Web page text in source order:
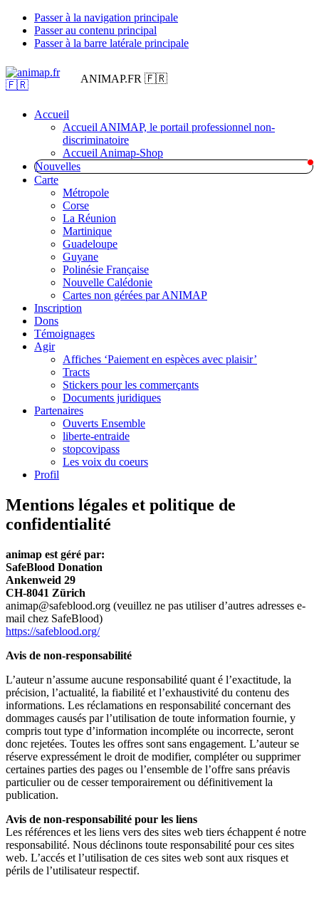
Passer à la navigation principale
Passer au contenu principal
Passer à la barre latérale principale
ANIMAP.FR 🇫🇷
Accueil
Accueil ANIMAP, le portail professionnel non-
discriminatoire
Accueil Animap-Shop
Nouvelles
Carte
Métropole
Corse
La Réunion
Martinique
Guadeloupe
Guyane
Polinésie Française
Nouvelle Calédonie
Cartes non gérées par ANIMAP
Inscription
Dons
Témoignages
Agir
Affiches ‘Paiement en espèces avec plaisir’
Tracts
Stickers pour les commerçants
Documents juridiques
Partenaires
Ouverts Ensemble
liberte-entraide
stopcovipass
Les voix du coeurs
Profil
Mentions légales et politique de
confidentialité
animap est géré par:
SafeBlood Donation
Ankenweid 29
CH-8041 Zürich
animap@safeblood.org (veuillez ne pas utiliser d’autres adresses e-
mail chez SafeBlood)
https://safeblood.org/
Avis de non-responsabilité
L’auteur n’assume aucune responsabilité quant é l’exactitude, la
précision, l’actualité, la fiabilité et l’exhaustivité du contenu des
informations. Les réclamations en responsabilité concernant des
dommages causés par l’utilisation de toute information fournie, y
compris tout type d’information incompléte ou incorrecte, seront
donc rejetées. Toutes les offres sont sans engagement. L’auteur se
réserve expressément le droit de modifier, compléter ou supprimer
certaines parties des pages ou l’ensemble de l’offre sans préavis
particulier ou de cesser temporairement ou définitivement la
publication.
Avis de non-responsabilité pour les liens
Les références et les liens vers des sites web tiers échappent é notre
responsabilité. Nous déclinons toute responsabilité pour ces sites
web. L’accés et l’utilisation de ces sites web sont aux risques et
périls de l’utilisateur respectif.